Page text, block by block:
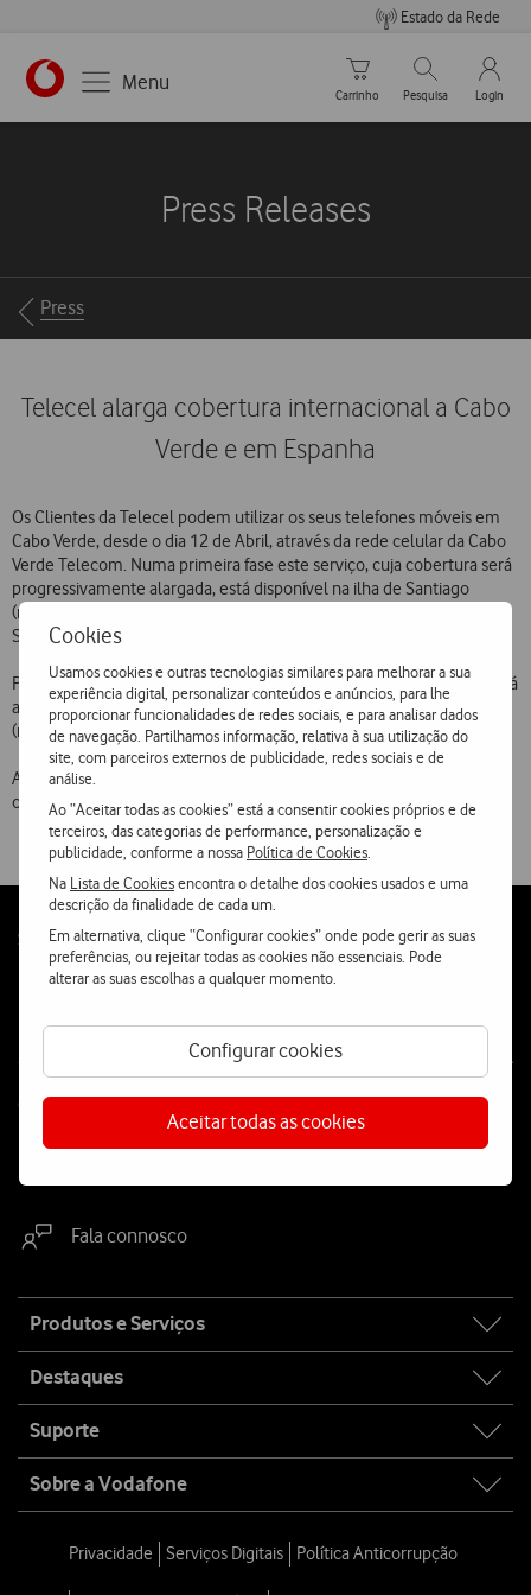
Cookies
Usamos cookies e outras tecnologias similares para melhorar a sua
experiência digital, personalizar conteúdos e anúncios, para lhe
proporcionar funcionalidades de redes sociais, e para analisar dados
de navegação. Partilhamos informação, relativa à sua utilização do
site, com parceiros externos de publicidade, redes sociais e de
análise.
Ao “Aceitar todas as cookies” está a consentir cookies próprios e de
terceiros, das categorias de performance, personalização e
publicidade, conforme a nossa Política de Cookies
Na Lista de Cookiesencontra o detalhe dos cookies usados e uma
descrição da finalidade de cada um.
Em alternativa, clique “Configurar cookies” onde pode gerir as suas
preferências, ou rejeitar todas as cookies não essenciais. Pode
alterar as suas escolhas a qualquer momento.
Configurar cookies
Aceitar todas as cookies
Estado da Rede
https://www.vodafone.pt
Menu
Carrinho de compras
Carrinho
Pesquisar
Pesquisa
My
Login
Press Releases
Breadcrumbs
Press
Telecel alarga cobertura internacional a Cabo
Verde e em Espanha
Os Clientes da Telecel podem utilizar os seus telefones móveis em
Cabo Verde, desde o dia 12 de Abril, através da rede celular da Cabo
Verde Telecom. Numa primeira fase este serviço, cuja cobertura será
progressivamente alargada, está disponível na ilha de Santiago
(nomeadamente na Praia, a capital, e na zona do Tarrafal), na ilha de
S. Vicente (na cidade do Mindelo) e em toda a ilha do Sal.
Por outro lado, desde o mesmo dia, o serviço roamingda Telecel está
acessível em mais uma rede celular de Espanha: a Retevision Móvil
(nome do serviço “Amena”), que utiliza o sistema GSM 1800.
A cobertura internacional da Telecel abrange, agora, 107 redes de
operadores de telecomunicações de 60 países.
Follow
Social
Contacta-nos
WhatsApp Webchat
Fala connosco
map
Produtos e Serviços
Destaques
Suporte
Sobre a Vodafone
Privacidade Serviços Digitais Política Anticorrupção